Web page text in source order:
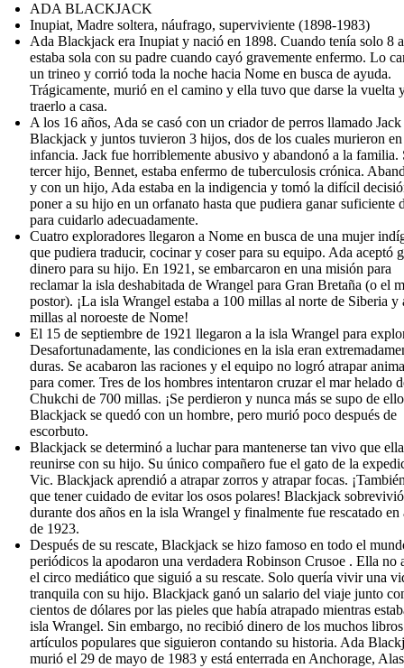
ADA BLACKJACK
Inupiat, Madre soltera, náufrago, superviviente (1898-1983)
Ada Blackjack era Inupiat y nació en 1898. Cuando tenía solo 8
estaba sola con su padre cuando cayó gravemente enfermo. Lo
un trineo y corrió toda la noche hacia Nome en busca de ayuda.
Trágicamente, murió en el camino y ella tuvo que darse la vuelta
traerlo a casa.
A los 16 años, Ada se casó con un criador de perros llamado Jack
Blackjack y juntos tuvieron 3 hijos, dos de los cuales murieron
infancia. Jack fue horriblemente abusivo y abandonó a la familia.
tercer hijo, Bennet, estaba enfermo de tuberculosis crónica.
y con un hijo, Ada estaba en la indigencia y tomó la difícil
poner a su hijo en un orfanato hasta que pudiera ganar suficiente
para cuidarlo adecuadamente.
Cuatro exploradores llegaron a Nome en busca de una mujer
que pudiera traducir, cocinar y coser para su equipo. Ada aceptó
dinero para su hijo. En 1921, se embarcaron en una misión para
reclamar la isla deshabitada de Wrangel para Gran Bretaña (o el
postor). ¡La isla Wrangel estaba a 100 millas al norte de Siberia y
millas al noroeste de Nome!
El 15 de septiembre de 1921 llegaron a la isla Wrangel para
Desafortunadamente, las condiciones en la isla eran
duras. Se acabaron las raciones y el equipo no logró atrapar
para comer. Tres de los hombres intentaron cruzar el mar helado
Chukchi de 700 millas. ¡Se perdieron y nunca más se supo de
Blackjack se quedó con un hombre, pero murió poco después de
escorbuto.
Blackjack se determinó a luchar para mantenerse tan vivo que
reunirse con su hijo. Su único compañero fue el gato de la
Vic. Blackjack aprendió a atrapar zorros y atrapar focas.
que tener cuidado de evitar los osos polares! Blackjack sobrevivió
durante dos años en la isla Wrangel y finalmente fue rescatado en
de 1923.
Después de su rescate, Blackjack se hizo famoso en todo el
periódicos la apodaron una verdadera Robinson Crusoe . Ella no
el circo mediático que siguió a su rescate. Solo quería vivir una
tranquila con su hijo. Blackjack ganó un salario del viaje junto
cientos de dólares por las pieles que había atrapado mientras
isla Wrangel. Sin embargo, no recibió dinero de los muchos
artículos populares que siguieron contando su historia. Ada
murió el 29 de mayo de 1983 y está enterrada en Anchorage,